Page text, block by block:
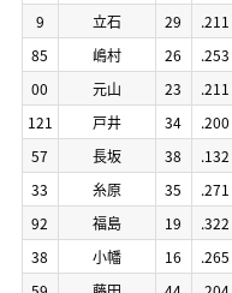
9
立石 29 .211
85
嶋村 26 .253
00
元山 23 .211
121
戸井 34 .200
57
長坂 38 .132
33
糸原 35 .271
92
福島 19 .322
38
小幡 16 .265
9
立石 29 .211
85
嶋村 26 .253
00
元山 23 .211
121
戸井 34 .200
57
長坂 38 .132
33
糸原 35 .271
92
福島 19 .322
38
小幡 16 .265
9
立石 29 .211
85
嶋村 26 .253
00
元山 23 .211
121
戸井 34 .200
57
長坂 38 .132
33
糸原 35 .271
92
福島 19 .322
38
小幡 16 .265
9
立石 29 .211
85
嶋村 26 .253
00
元山 23 .211
121
戸井 34 .200
57
長坂 38 .132
33
糸原 35 .271
92
福島 19 .322
38
小幡 16 .265